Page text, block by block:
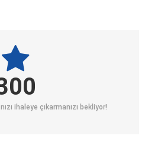
ihaleye çıkarmanızı bekliyor!